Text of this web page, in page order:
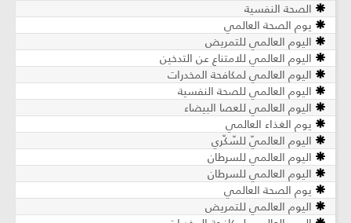
الصحة النفسية
يوم الصحة العالمي
اليوم العالمي للتمريض
اليوم العالمي للامتناع عن التدخين
اليوم العالمي لمكافحة المخدرات
اليوم العالمي للصحة النفسية
اليوم العالمي للعصا البيضاء
يوم الغذاء العالمي
اليوم العالميّ للسّكّري
اليوم العالمي للسرطان
اليوم العالمي للسرطان
يوم الصحة العالمي
اليوم العالمي للتمريض